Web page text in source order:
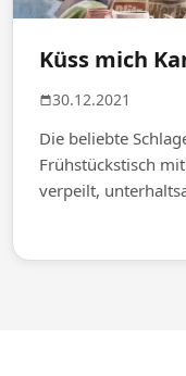
Küss mich
30.12.2021
Die beliebte
Frühstückstisch
verpeilt,